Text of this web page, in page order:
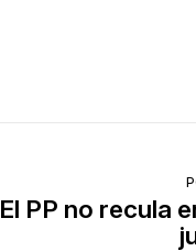
El PP no recula